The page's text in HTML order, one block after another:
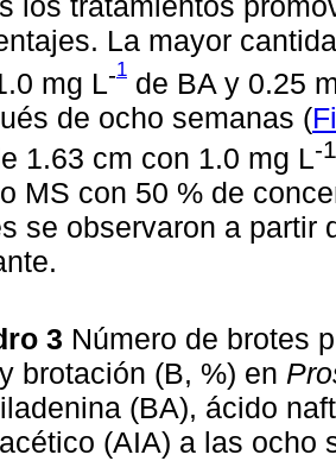
La mayor
mg L-1 de BA y 0.25
de ocho semanas (
1.63 cm con 1.0 mg L-1
MS con 50 % de
se observaron a partir
3 Número de brotes
brotación (B, %) en
(BA), ácido
(AIA) a las ocho